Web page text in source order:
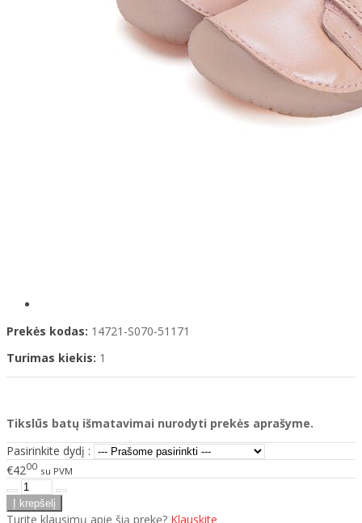
Prekės kodas: 14721-S070-51171
Turimas kiekis: 1
Tikslūs batų išmatavimai nurodyti prekės aprašyme.
Pasirinkite dydį :
€4200 su PVM
Turite klausimų apie šią prekę? Klauskite